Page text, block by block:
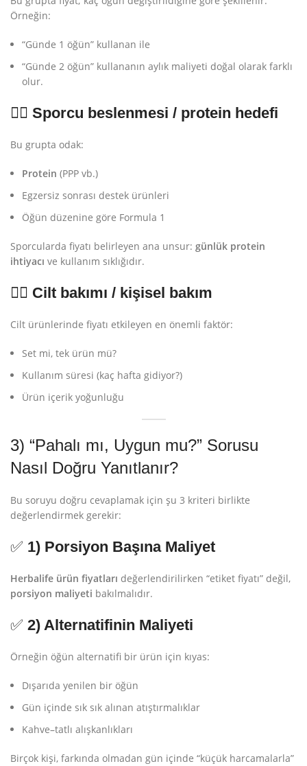
Örneğin:
“Günde 1 öğün” kullanan ile
“Günde 2 öğün” kullananın aylık maliyeti doğal olarak farklı
olur.
🏋️‍♀️ Sporcu beslenmesi / protein hedefi
Bu grupta odak:
Protein (PPP vb.)
Egzersiz sonrası destek ürünleri
Öğün düzenine göre Formula 1
Sporcularda fiyatı belirleyen ana unsur: günlük protein
ihtiyacı ve kullanım sıklığıdır.
💆‍♀️ Cilt bakımı / kişisel bakım
Cilt ürünlerinde fiyatı etkileyen en önemli faktör:
Set mi, tek ürün mü?
Kullanım süresi (kaç hafta gidiyor?)
Ürün içerik yoğunluğu
3) “Pahalı mı, Uygun mu?” Sorusu
Nasıl Doğru Yanıtlanır?
Bu soruyu doğru cevaplamak için şu 3 kriteri birlikte
değerlendirmek gerekir:
✅ 1) Porsiyon Başına Maliyet
Herbalife ürün fiyatları değerlendirilirken “etiket fiyatı” değil,
porsiyon maliyeti bakılmalıdır.
✅ 2) Alternatifinin Maliyeti
Örneğin öğün alternatifi bir ürün için kıyas:
Dışarıda yenilen bir öğün
Gün içinde sık sık alınan atıştırmalıklar
Kahve–tatlı alışkanlıkları
Birçok kişi, farkında olmadan gün içinde “küçük harcamalarla”